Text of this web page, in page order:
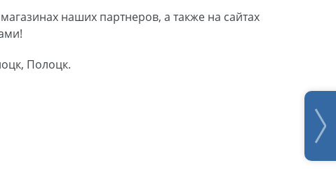
наших партнеров, а также на сайтах
Полоцк.